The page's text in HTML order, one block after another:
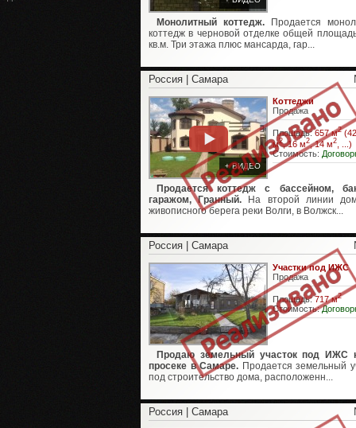
Монолитный коттедж. Продается
коттедж в черновой отделке общей
кв.м. Три этажа плюс мансарда, гар...
Россия | Самара
+ ВИДЕО
Коттеджи
Продажа
Площадь:657 м2
м2, 16 м2, 14 м2 , ...)
Стоимость:
Продается коттедж с бассейном,
гаражом, Гранный. На второй линии
живописного берега реки Волги, в Волжск...
Россия | Самара
Участки под ИЖС
Продажа
Площадь:717 м2
Стоимость:
Продаю земельный участок под ИЖС
просеке в Самаре. Продается земельный
под строительство дома, расположенн...
Россия | Самара